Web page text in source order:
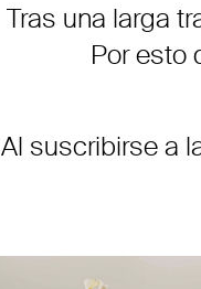
Tras una larga
Por esto
Al suscribirsea